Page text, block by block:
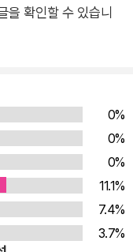
중요한 시기마다 길
문학 작품을 가까이
평론까지 폭넓게 다
이란 무엇이며, 왜 학
, 그럼에도 청소년에
4장까지는 시, 소설,
매력을 자세히 소개하
질 문학의 미래를 함
의 마음을 넓히는 소
색을 이끄는 평론까
을 확인할 수 있습니
0%
0%
0%
11.1%
7.4%
3.7%